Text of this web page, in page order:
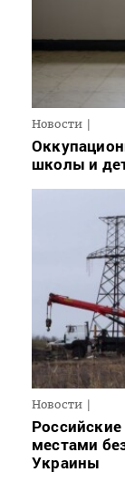
Новости
школы и
Новости
местами
Украины